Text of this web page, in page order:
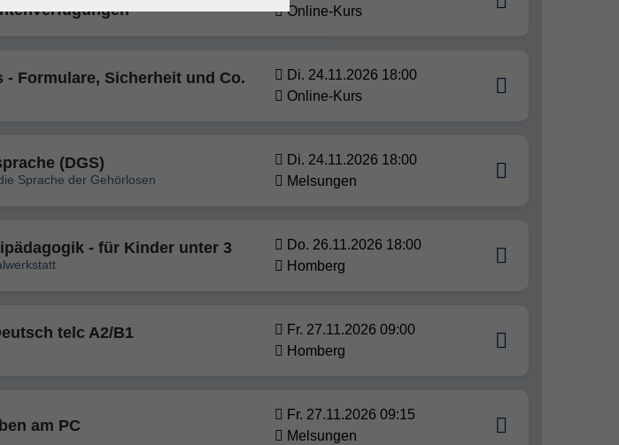
Online-Kurs
- Formulare, Sicherheit und Co.
Di. 24.11.2026 18:00
Online-Kurs
(DGS)
Sprache der Gehörlosen
Di. 24.11.2026 18:00
Melsungen
- für Kinder unter 3
Do. 26.11.2026 18:00
Homberg
telc A2/B1
Fr. 27.11.2026 09:00
Homberg
am PC
Fr. 27.11.2026 09:15
Melsungen